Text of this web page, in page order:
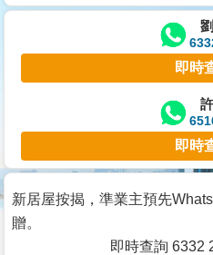
交
業
主
宅
谷
按
即時
即時
新居屋按揭，準業主預先
贈。
即時查詢 6332